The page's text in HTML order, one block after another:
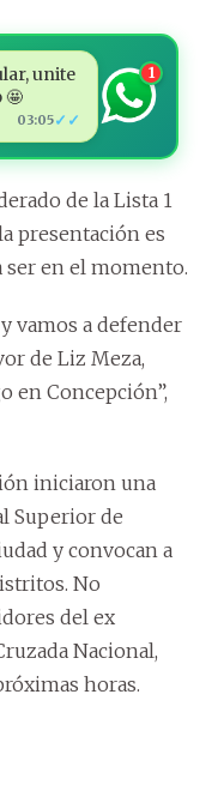
unite
🤩
03:05✓✓
1
de la Lista 1
presentación es
ser en el momento.
vamos a defender
de Liz Meza,
en Concepción”,
iniciaron una
Superior de
y convocan a
No
del ex
Nacional,
horas.